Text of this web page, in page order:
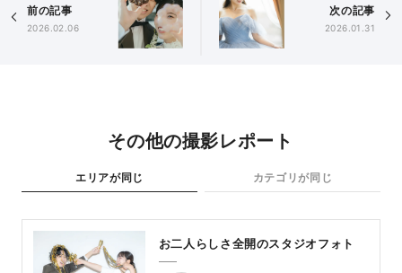
前の記事
2026.02.06
次の記事
2026.01.31
その他の撮影レポート
エリアが同じ カテゴリが同じ
お二人らしさ全開のスタジオフォト